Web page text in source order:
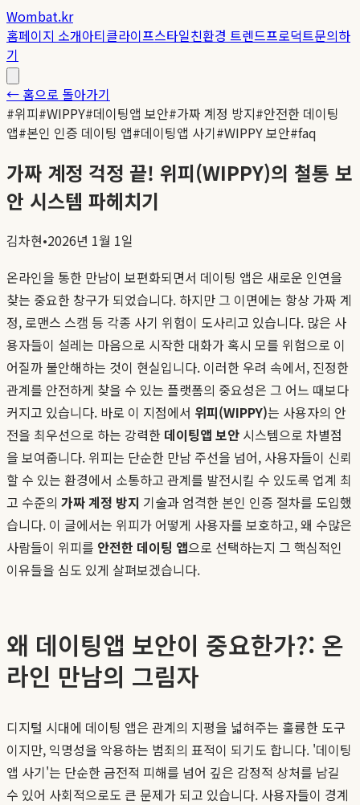
Wombat.kr
홈페이지 소개아티클라이프스타일친환경 트렌드프로덕트문의하
기
← 홈으로 돌아가기
#위피#WIPPY#데이팅앱 보안#가짜 계정 방지#안전한 데이팅
앱#본인 인증 데이팅 앱#데이팅앱 사기#WIPPY 보안#faq
가짜 계정 걱정 끝! 위피(WIPPY)의 철통 보
안 시스템 파헤치기
김차현•2026년 1월 1일
온라인을 통한 만남이 보편화되면서 데이팅 앱은 새로운 인연을
찾는 중요한 창구가 되었습니다. 하지만 그 이면에는 항상 가짜 계
정, 로맨스 스캠 등 각종 사기 위험이 도사리고 있습니다. 많은 사
용자들이 설레는 마음으로 시작한 대화가 혹시 모를 위험으로 이
어질까 불안해하는 것이 현실입니다. 이러한 우려 속에서, 진정한
관계를 안전하게 찾을 수 있는 플랫폼의 중요성은 그 어느 때보다
커지고 있습니다. 바로 이 지점에서 위피(WIPPY)는 사용자의 안
전을 최우선으로 하는 강력한 데이팅앱 보안 시스템으로 차별점
을 보여줍니다. 위피는 단순한 만남 주선을 넘어, 사용자들이 신뢰
할 수 있는 환경에서 소통하고 관계를 발전시킬 수 있도록 업계 최
고 수준의 가짜 계정 방지 기술과 엄격한 본인 인증 절차를 도입했
습니다. 이 글에서는 위피가 어떻게 사용자를 보호하고, 왜 수많은
사람들이 위피를 안전한 데이팅 앱으로 선택하는지 그 핵심적인
이유들을 심도 있게 살펴보겠습니다.
왜 데이팅앱 보안이 중요한가?: 온
라인 만남의 그림자
디지털 시대에 데이팅 앱은 관계의 지평을 넓혀주는 훌륭한 도구
이지만, 익명성을 악용하는 범죄의 표적이 되기도 합니다. '데이팅
앱 사기'는 단순한 금전적 피해를 넘어 깊은 감정적 상처를 남길
수 있어 사회적으로도 큰 문제가 되고 있습니다. 사용자들이 경계